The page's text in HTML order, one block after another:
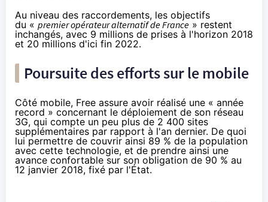
Au niveau des raccordements, les objectifs
du « premier opérateur alternatif de France » restent
inchangés, avec 9 millions de prises à l'horizon 2018
et 20 millions d'ici fin 2022.
Poursuite des efforts sur le mobile
Côté mobile, Free assure avoir réalisé une « année
record » concernant le déploiement de son réseau
3G, qui compte un peu plus de 2 400 sites
supplémentaires par rapport à l'an dernier. De quoi
lui permettre de couvrir ainsi 89 % de la population
avec cette technologie, et de prendre ainsi une
avance confortable sur son obligation de 90 % au
12 janvier 2018, fixé par l'État.